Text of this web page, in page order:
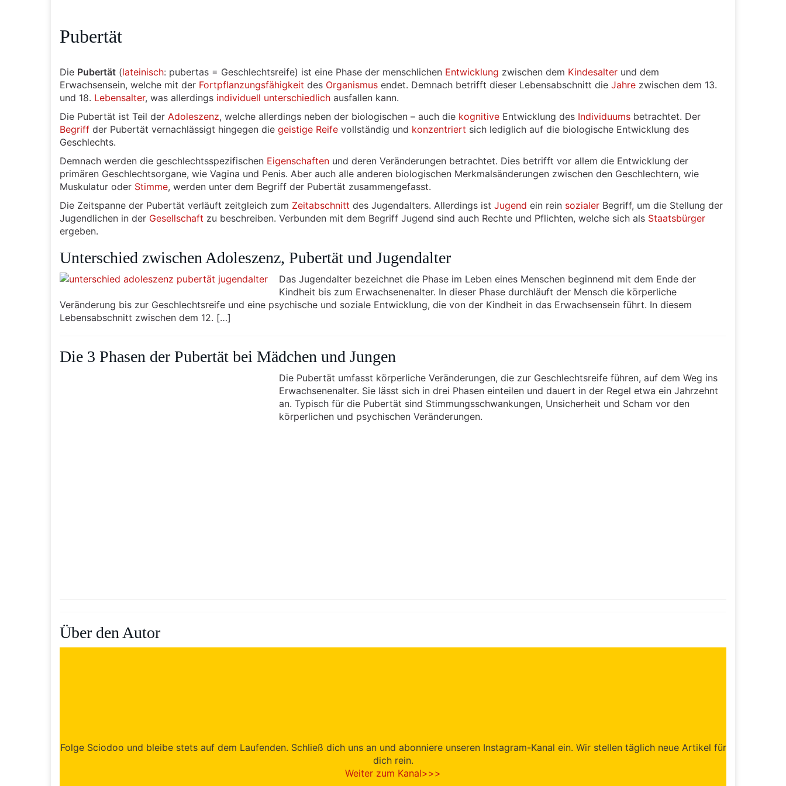
Pubertät
Die Pubertät (lateinisch: pubertas = Geschlechtsreife) ist eine Phase der menschlichen Entwicklung zwischen dem Kindesalter und dem
Erwachsensein, welche mit der Fortpflanzungsfähigkeit des Organismus endet. Demnach betrifft dieser Lebensabschnitt die Jahre zwischen dem 13.
und 18. Lebensalter, was allerdings individuell unterschiedlich ausfallen kann.
Die Pubertät ist Teil der Adoleszenz, welche allerdings neben der biologischen – auch die kognitive Entwicklung des Individuums betrachtet. Der
Begriff der Pubertät vernachlässigt hingegen die geistige Reife vollständig und konzentriert sich lediglich auf die biologische Entwicklung des
Geschlechts.
Demnach werden die geschlechtsspezifischen Eigenschaften und deren Veränderungen betrachtet. Dies betrifft vor allem die Entwicklung der
primären Geschlechtsorgane, wie Vagina und Penis. Aber auch alle anderen biologischen Merkmalsänderungen zwischen den Geschlechtern, wie
Muskulatur oder Stimme, werden unter dem Begriff der Pubertät zusammengefasst.
Die Zeitspanne der Pubertät verläuft zeitgleich zum Zeitabschnitt des Jugendalters. Allerdings ist Jugend ein rein sozialer Begriff, um die Stellung der
Jugendlichen in der Gesellschaft zu beschreiben. Verbunden mit dem Begriff Jugend sind auch Rechte und Pflichten, welche sich als Staatsbürger
ergeben.
Unterschied zwischen Adoleszenz, Pubertät und Jugendalter
Das Jugendalter bezeichnet die Phase im Leben eines Menschen beginnend mit dem Ende der
Kindheit bis zum Erwachsenenalter. In dieser Phase durchläuft der Mensch die körperliche
Veränderung bis zur Geschlechtsreife und eine psychische und soziale Entwicklung, die von der Kindheit in das Erwachsensein führt. In diesem
Lebensabschnitt zwischen dem 12. […]
Die 3 Phasen der Pubertät bei Mädchen und Jungen
Die Pubertät umfasst körperliche Veränderungen, die zur Geschlechtsreife führen, auf dem Weg ins
Erwachsenenalter. Sie lässt sich in drei Phasen einteilen und dauert in der Regel etwa ein Jahrzehnt
an. Typisch für die Pubertät sind Stimmungsschwankungen, Unsicherheit und Scham vor den
körperlichen und psychischen Veränderungen.
Über den Autor
Folge Sciodoo und bleibe stets auf dem Laufenden. Schließ dich uns an und abonniere unseren Instagram-Kanal ein. Wir stellen täglich neue Artikel für
dich rein.
Weiter zum Kanal>>>